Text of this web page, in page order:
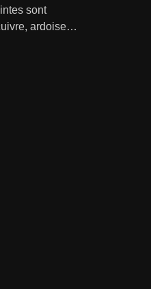
sont
ardoise…